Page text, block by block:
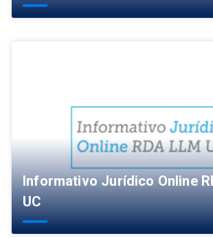
Informativo Jurídico Online
UC